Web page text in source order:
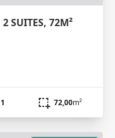
SUITES, 72M²
1 72,00m²